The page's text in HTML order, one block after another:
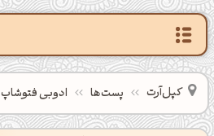
کپل‌آرت پست‌ها ادوبی فتوشاپ